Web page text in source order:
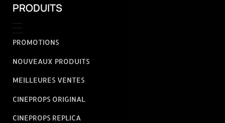
PRODUITS
PROMOTIONS
NOUVEAUX PRODUITS
MEILLEURES VENTES
CINEPROPS ORIGINAL
CINEPROPS REPLICA